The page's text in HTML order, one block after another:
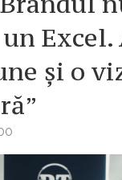
și o